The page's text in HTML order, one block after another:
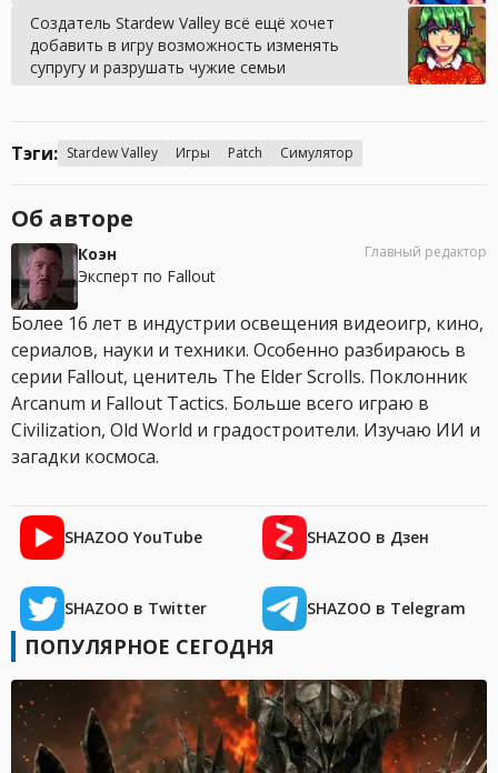
Создатель Stardew Valley всё ещё хочет
добавить в игру возможность изменять
супругу и разрушать чужие семьи
Тэги: Stardew Valley Игры Patch Симулятор
Об авторе
Коэн
Эксперт по Fallout
Главный редактор
Более 16 лет в индустрии освещения видеоигр, кино,
сериалов, науки и техники. Особенно разбираюсь в
серии Fallout, ценитель The Elder Scrolls. Поклонник
Arcanum и Fallout Tactics. Больше всего играю в
Civilization, Old World и градостроители. Изучаю ИИ и
загадки космоса.
SHAZOO YouTube SHAZOO в Дзен
SHAZOO в Twitter SHAZOO в Telegram
ПОПУЛЯРНОЕ СЕГОДНЯ